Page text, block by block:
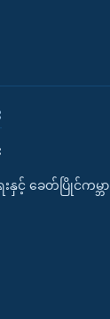
င့် ခေတ်ပြိုင်ကမ္ဘာ